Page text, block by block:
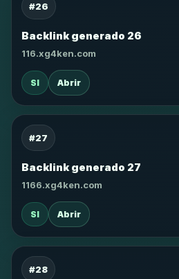
#26
Backlink generado 26
116.xg4ken.com
SI Abrir
#27
Backlink generado 27
1166.xg4ken.com
SI Abrir
#28